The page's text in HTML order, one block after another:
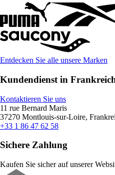
Entdecken Sie alle unsere Marken
Kundendienst in
Kontaktieren Sie uns
11 rue Bernard Maris
37270 Montlouis-sur-Loire,
+33 1 86 47 62 58
Sichere Zahlung
Kaufen Sie sicher auf unserer